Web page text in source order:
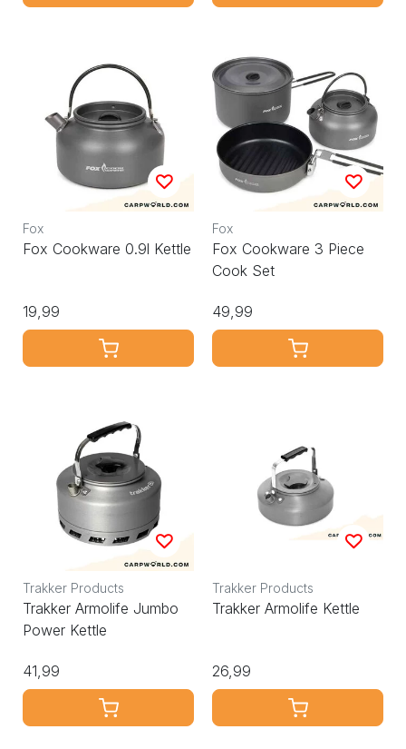
Fox
Fox Cookware 0.9l Kettle
19,99
Fox
Fox Cookware 3 Piece
Cook Set
49,99
Trakker Products
Trakker Armolife Jumbo
Power Kettle
41,99
Trakker Products
Trakker Armolife Kettle
26,99